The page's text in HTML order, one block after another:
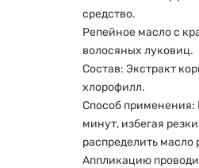
средство.
Репейное масло с
волосяных луковиц.
Состав: Экстракт
хлорофилл.
Способ применения:
минут, избегая
распределить масло
Аппликацию